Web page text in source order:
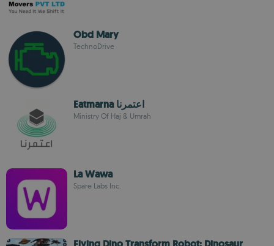
Obd Mary
TechnoDrive
Eatmarna اعتمرنا
Ministry Of Haj & Umrah
La Wawa
Spare Labs Inc.